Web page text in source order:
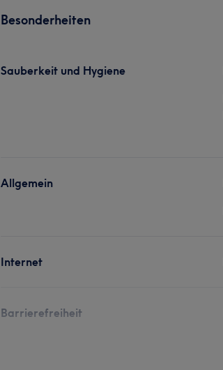
Besonderheiten
Sauberkeit und Hygiene
Allgemein
Internet
Barrierefreiheit